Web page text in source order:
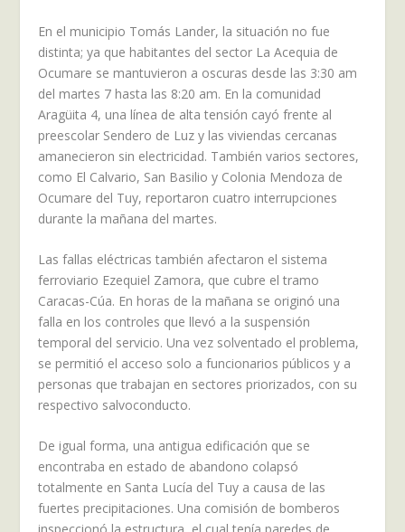
En el municipio Tomás Lander, la situación no fue
distinta; ya que habitantes del sector La Acequia de
Ocumare se mantuvieron a oscuras desde las 3:30 am
del martes 7 hasta las 8:20 am. En la comunidad
Aragüita 4, una línea de alta tensión cayó frente al
preescolar Sendero de Luz y las viviendas cercanas
amanecieron sin electricidad. También varios sectores,
como El Calvario, San Basilio y Colonia Mendoza de
Ocumare del Tuy, reportaron cuatro interrupciones
durante la mañana del martes.
Las fallas eléctricas también afectaron el sistema
ferroviario Ezequiel Zamora, que cubre el tramo
Caracas-Cúa. En horas de la mañana se originó una
falla en los controles que llevó a la suspensión
temporal del servicio. Una vez solventado el problema,
se permitió el acceso solo a funcionarios públicos y a
personas que trabajan en sectores priorizados, con su
respectivo salvoconducto.
De igual forma, una antigua edificación que se
encontraba en estado de abandono colapsó
totalmente en Santa Lucía del Tuy a causa de las
fuertes precipitaciones. Una comisión de bomberos